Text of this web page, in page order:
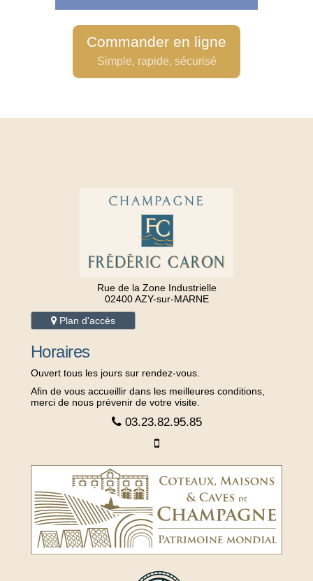
Commander en ligne
Simple, rapide, sécurisé
Rue de la Zone Industrielle
02400 AZY-sur-MARNE
Plan d'accès
Horaires
Ouvert tous les jours sur rendez-vous.
Afin de vous accueillir dans les meilleures conditions,
merci de nous prévenir de votre visite.
03.23.82.95.85